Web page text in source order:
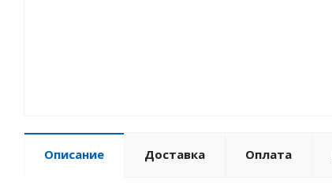
Описание Доставка Оплата